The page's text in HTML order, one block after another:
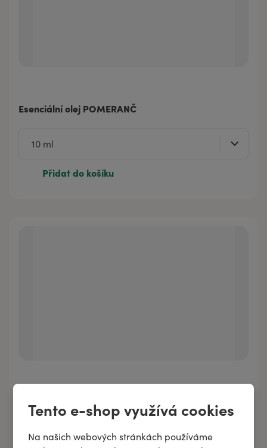
Tento e-shop využívá cookies
Na našich webových stránkách používáme
Esenciální olej POMERANČ
Přidat do košíku
Esenciální olej VETIVER